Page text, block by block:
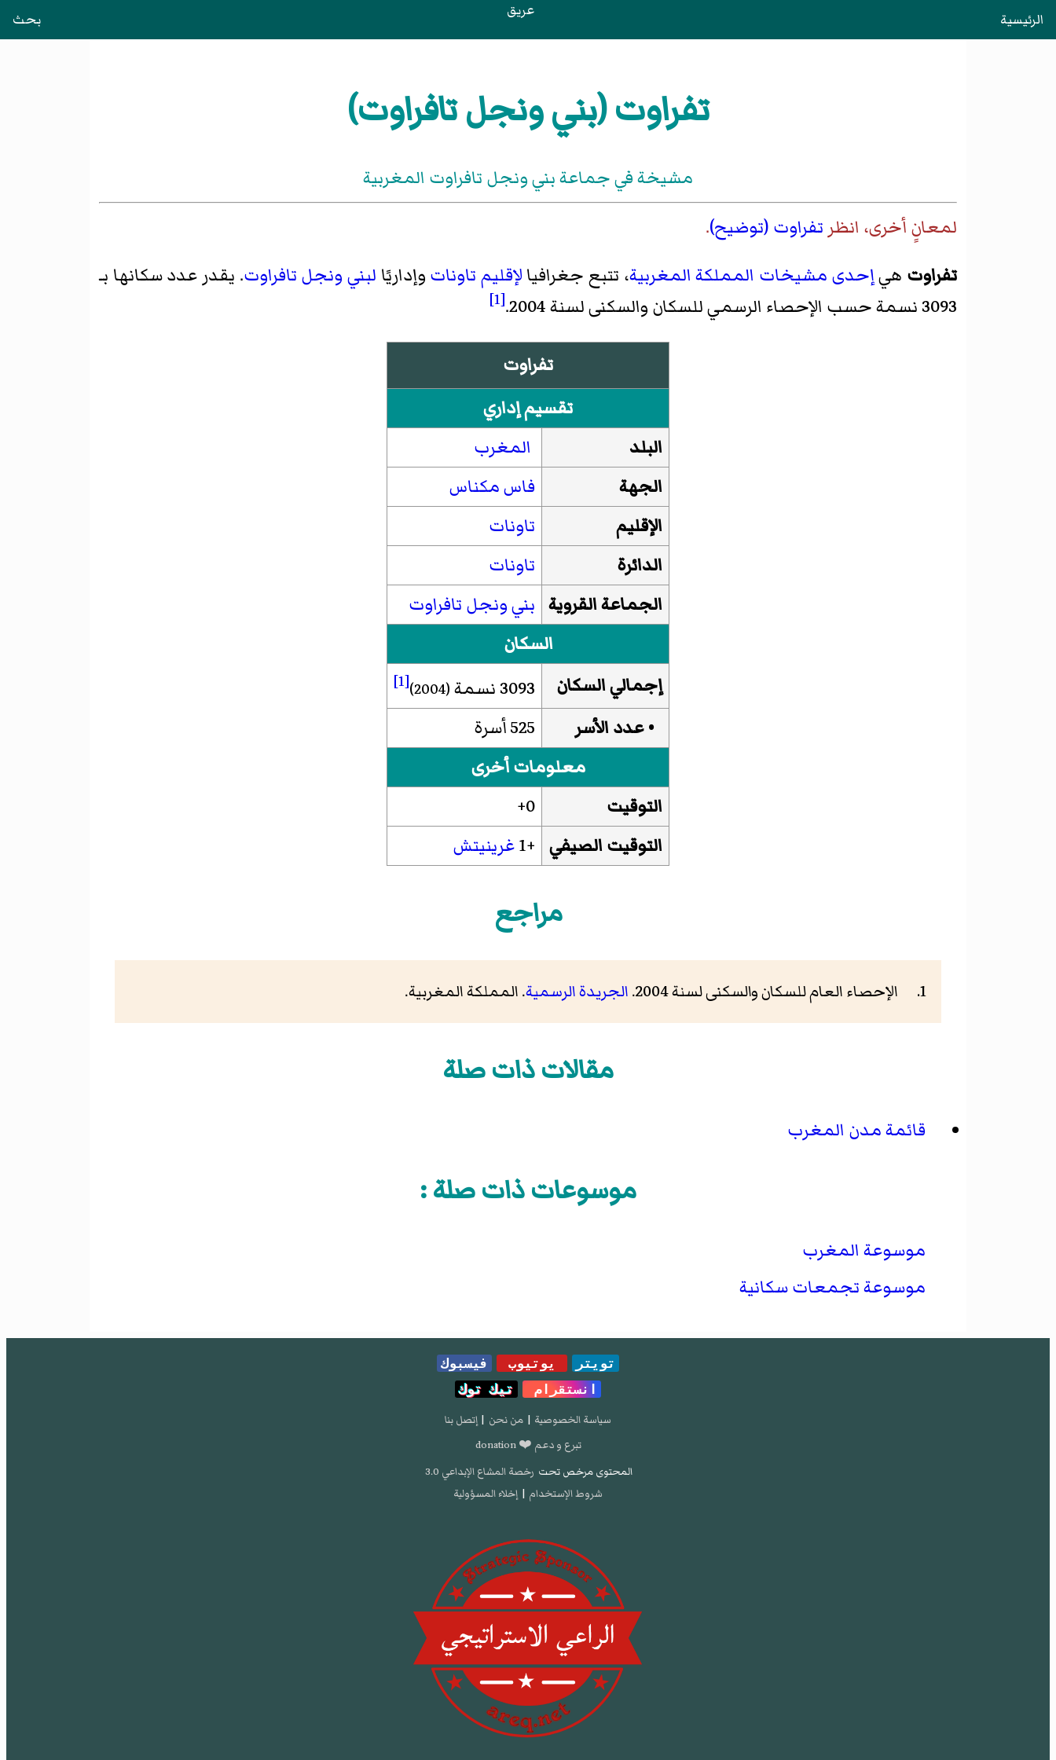
الرئيسية عريق بحث
تفراوت (بني ونجل تافراوت)
مشيخة في جماعة بني ونجل تافراوت المغربية
لمعانٍ أخرى، انظر تفراوت (توضيح).
تفراوت هيإحدى مشيخات المملكة المغربية، تتبع جغرافيا لإقليم تاونات وإداريًا لبني ونجل تافراوت. يقدر عدد سكانها بـ
3093 نسمة حسب الإحصاء الرسمي للسكان والسكنى لسنة 2004.
[1]
تفراوت
تقسيم إداري
البلد
المغرب
الجهة
فاس مكناس
الإقليم
تاونات
الدائرة
تاونات
الجماعة القروية بني ونجل تافراوت
السكان
إجمالي السكان
3093 نسمة (2004)
[1]
• عدد الأسر
525 أسرة
معلومات أخرى
التوقيت
0+
التوقيت الصيفي +1 غرينيتش
مراجع
الإحصاء العام للسكان والسكنى لسنة 2004. الجريدة الرسمية. المملكة المغربية.
مقالات ذات صلة
قائمة مدن المغرب
موسوعات ذات صلة :
موسوعة المغرب
موسوعة تجمعات سكانية
تويتر يوتيوب
فيسبوك
انستقرام
تيك توك
سياسة الخصوصية | من نحن | إتصل بنا
تبرع و دعم ❤️ donation
المحتوى مرخص تحت رخصة المشاع الإبداعي 3.0
شروط الإستخدام | إخلاء المسؤولية